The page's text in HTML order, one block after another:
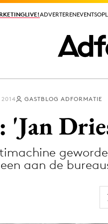
ADVERTERENEVENTS
ADVERTERENEVENTS
GASTBLOG ADFORMATIE
aan de